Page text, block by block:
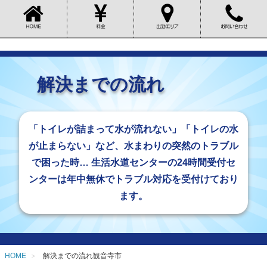
解決までの流れ
「トイレが詰まって水が流れない」「トイレの水
が止まらない」など、水まわりの突然のトラブル
で困った時… 生活水道センターの24時間受付セ
ンターは年中無休でトラブル対応を受付けており
ます。
HOME 解決までの流れ観音寺市